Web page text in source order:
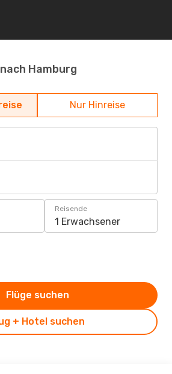
Hamburg
Nur Hinreise
Reisende
1 Erwachsener
+ Hotel suchen
Flüge suchen